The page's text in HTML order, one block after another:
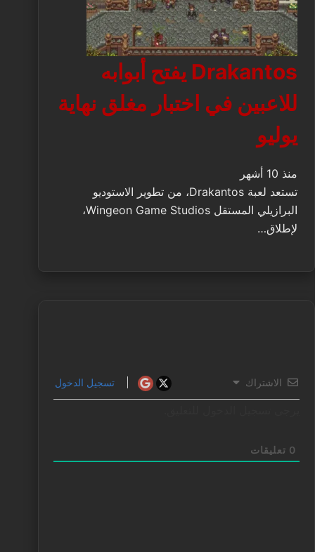
Drakantos يفتح أبوابه
للاعبين في اختبار مغلق نهاية
يوليو
منذ 10 أشهر
تستعد لعبة Drakantos، من تطوير الاستوديو
البرازيلي المستقل Wingeon Game Studios،
لإطلاق…
الاشتراك تسجيل الدخول
0 تعليقات